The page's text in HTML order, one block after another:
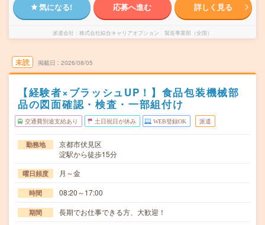
気になる! 応募へ進む 詳しく見る
派遣会社 株式会社綜合キャリアオプション 製造事業部（全国）
未読 掲載日 2026/08/05
【経験者×ブラッシュUP！】食品包装機械部
品の図面確認・検査・一部組付け
交通費別途支給あり 土日祝日が休み WEB登録OK 派遣
勤務地
京都市伏見区
淀駅から徒歩15分
曜日頻度 月～金
時間 08:20～17:00
期間 長期でお仕事できる方、大歓迎！